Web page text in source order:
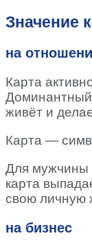
Значение
на
Карта
живёт и
Карта —
Для мужчины
карта
свою личную
на бизнес